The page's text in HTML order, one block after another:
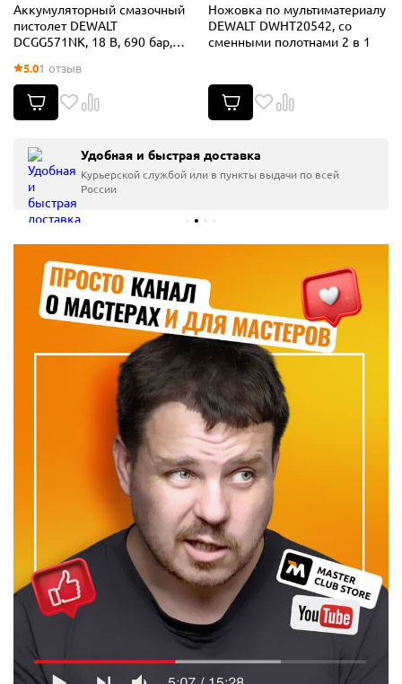
Аккумуляторный смазочный
пистолет DEWALT
DCGG571NK, 18 В, 690 бар,
(DCGG571NK-XJ)
5.01 отзыв
Ножовка по мультиматериалу
DEWALT DWHT20542, cо
сменными полотнами 2 в 1
Удобная и быстрая доставка
Курьерской службой или в пункты выдачи по всей
России